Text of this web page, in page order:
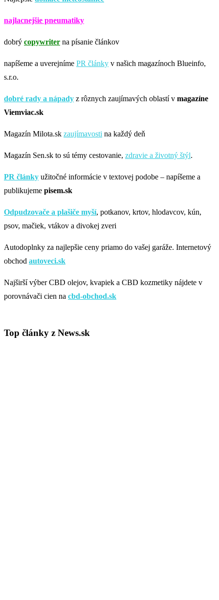
najlacnejšie pneumatiky
dobrý copywriter na písanie článkov
napíšeme a uverejníme PR články v našich magazínoch Blueinfo,
s.r.o.
dobré rady a nápady z rôznych zaujímavých oblastí v magazíne
Viemviac.sk
Magazín Milota.sk zaujímavosti na každý deň
Magazín Sen.sk to sú témy cestovanie, zdravie a životný štýl.
PR články užitočné informácie v textovej podobe – napíšeme a
publikujeme pisem.sk
Odpudzovače a plašiče myší, potkanov, krtov, hlodavcov, kún,
psov, mačiek, vtákov a divokej zveri
Autodoplnky za najlepšie ceny priamo do vašej garáže. Internetový
obchod autoveci.sk
Najširší výber CBD olejov, kvapiek a CBD kozmetiky nájdete v
porovnávači cien na cbd-obchod.sk
Top články z News.sk